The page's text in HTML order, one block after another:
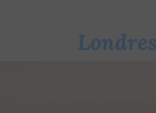
Londres